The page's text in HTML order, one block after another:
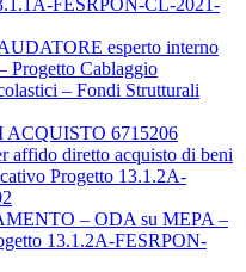
FESRPON-CL-2021-
esperto interno
Progetto Cablaggio
– Fondi Strutturali
6715206
affido diretto acquisto di beni
Progetto 13.1.2A-
– ODA su MEPA –
13.1.2A-FESRPON-